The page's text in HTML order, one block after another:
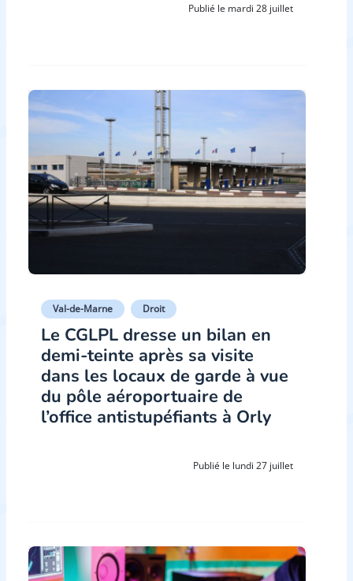
Publié le mardi 28 juillet
Val-de-Marne Droit
Le CGLPL dresse un bilan en
demi-teinte après sa visite
dans les locaux de garde à vue
du pôle aéroportuaire de
l’office antistupéfiants à Orly
Publié le lundi 27 juillet